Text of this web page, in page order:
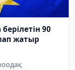
90
жатыр